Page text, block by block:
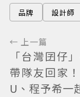
品牌 設計師
← 上一篇
「台灣囝仔
帶隊友回家
U、程予希一